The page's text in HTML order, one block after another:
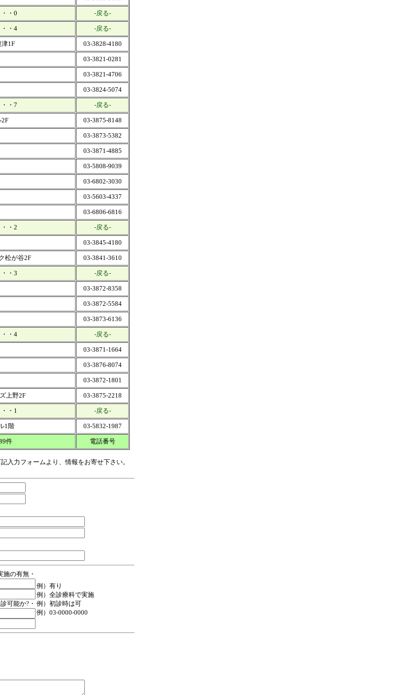
・0 -戻る-
・4 -戻る-
1F 03-3828-4180
03-3821-0281
03-3821-4706
03-3824-5074
・7 -戻る-
03-3875-8148
03-3873-5382
03-3871-4885
03-5808-9039
03-6802-3030
03-5603-4337
03-6806-6816
・2 -戻る-
03-3845-4180
松が谷2F 03-3841-3610
・3 -戻る-
03-3872-8358
03-3872-5584
03-3873-6136
・4 -戻る-
03-3871-1664
03-3876-8074
03-3872-1801
上野2F 03-3875-2218
・1 -戻る-
1階 03-5832-1987
件 電話番号
入力フォームより、情報をお寄せ下さい。
施の有無・
可能か?・
例）有り
例）全診療科で実施
例）初診時は可
例）03-0000-0000